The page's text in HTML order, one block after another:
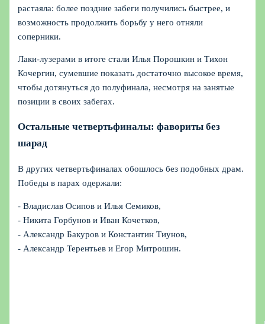
растаяла: более поздние забеги получились быстрее, и
возможность продолжить борьбу у него отняли
соперники.
Лаки‑лузерами в итоге стали Илья Порошкин и Тихон
Кочергин, сумевшие показать достаточно высокое время,
чтобы дотянуться до полуфинала, несмотря на занятые
позиции в своих забегах.
Остальные четвертьфиналы: фавориты без
шарад
В других четвертьфиналах обошлось без подобных драм.
Победы в парах одержали:
- Владислав Осипов и Илья Семиков,
- Никита Горбунов и Иван Кочетков,
- Александр Бакуров и Константин Тиунов,
- Александр Терентьев и Егор Митрошин.